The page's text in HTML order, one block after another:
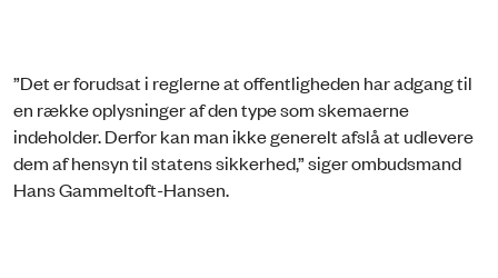
”Det er forudsat i reglerne at offentligheden har adgang til
en række oplysninger af den type som skemaerne
indeholder. Derfor kan man ikke generelt afslå at udlevere
dem af hensyn til statens sikkerhed,” siger ombudsmand
Hans Gammeltoft-Hansen.